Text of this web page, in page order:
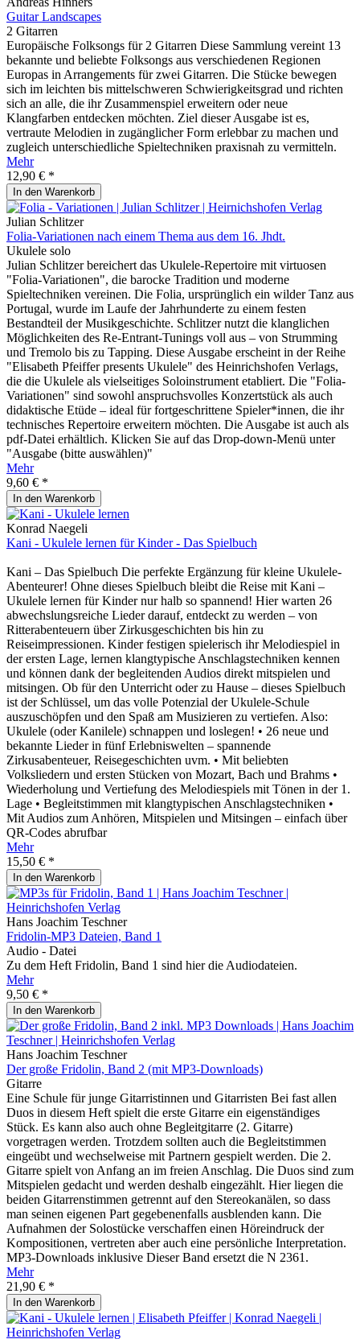
Guitar Landscapes
2 Gitarren
Europäische Folksongs für 2 Gitarren Diese Sammlung vereint 13
bekannte und beliebte Folksongs aus verschiedenen Regionen
Europas in Arrangements für zwei Gitarren. Die Stücke bewegen
sich im leichten bis mittelschweren Schwierigkeitsgrad und richten
sich an alle, die ihr Zusammenspiel erweitern oder neue
Klangfarben entdecken möchten. Ziel dieser Ausgabe ist es,
vertraute Melodien in zugänglicher Form erlebbar zu machen und
zugleich unterschiedliche Spieltechniken praxisnah zu vermitteln.
Mehr
12,90 € *
In den Warenkorb
Julian Schlitzer
Folia-Variationen nach einem Thema aus dem 16. Jhdt.
Ukulele solo
Julian Schlitzer bereichert das Ukulele-Repertoire mit virtuosen
"Folia-Variationen", die barocke Tradition und moderne
Spieltechniken vereinen. Die Folia, ursprünglich ein wilder Tanz aus
Portugal, wurde im Laufe der Jahrhunderte zu einem festen
Bestandteil der Musikgeschichte. Schlitzer nutzt die klanglichen
Möglichkeiten des Re-Entrant-Tunings voll aus – von Strumming
und Tremolo bis zu Tapping. Diese Ausgabe erscheint in der Reihe
"Elisabeth Pfeiffer presents Ukulele" des Heinrichshofen Verlags,
die die Ukulele als vielseitiges Soloinstrument etabliert. Die "Folia-
Variationen" sind sowohl anspruchsvolles Konzertstück als auch
didaktische Etüde – ideal für fortgeschrittene Spieler*innen, die ihr
technisches Repertoire erweitern möchten. Die Ausgabe ist auch als
pdf-Datei erhältlich. Klicken Sie auf das Drop-down-Menü unter
"Ausgabe (bitte auswählen)"
Mehr
9,60 € *
In den Warenkorb
Konrad Naegeli
Kani - Ukulele lernen für Kinder - Das Spielbuch
Kani – Das Spielbuch Die perfekte Ergänzung für kleine Ukulele-
Abenteurer! Ohne dieses Spielbuch bleibt die Reise mit Kani –
Ukulele lernen für Kinder nur halb so spannend! Hier warten 26
abwechslungsreiche Lieder darauf, entdeckt zu werden – von
Ritterabenteuern über Zirkusgeschichten bis hin zu
Reiseimpressionen. Kinder festigen spielerisch ihr Melodiespiel in
der ersten Lage, lernen klangtypische Anschlagstechniken kennen
und können dank der begleitenden Audios direkt mitspielen und
mitsingen. Ob für den Unterricht oder zu Hause – dieses Spielbuch
ist der Schlüssel, um das volle Potenzial der Ukulele-Schule
auszuschöpfen und den Spaß am Musizieren zu vertiefen. Also:
Ukulele (oder Kanilele) schnappen und loslegen! • 26 neue und
bekannte Lieder in fünf Erlebniswelten – spannende
Zirkusabenteuer, Reisegeschichten uvm. • Mit beliebten
Volksliedern und ersten Stücken von Mozart, Bach und Brahms •
Wiederholung und Vertiefung des Melodiespiels mit Tönen in der 1.
Lage • Begleitstimmen mit klangtypischen Anschlagstechniken •
Mit Audios zum Anhören, Mitspielen und Mitsingen – einfach über
QR-Codes abrufbar
Mehr
15,50 € *
In den Warenkorb
Hans Joachim Teschner
Fridolin-MP3 Dateien, Band 1
Audio - Datei
Zu dem Heft Fridolin, Band 1 sind hier die Audiodateien.
Mehr
9,50 € *
In den Warenkorb
Hans Joachim Teschner
Der große Fridolin, Band 2 (mit MP3-Downloads)
Gitarre
Eine Schule für junge Gitarristinnen und Gitarristen Bei fast allen
Duos in diesem Heft spielt die erste Gitarre ein eigenständiges
Stück. Es kann also auch ohne Begleitgitarre (2. Gitarre)
vorgetragen werden. Trotzdem sollten auch die Begleitstimmen
eingeübt und wechselweise mit Partnern gespielt werden. Die 2.
Gitarre spielt von Anfang an im freien Anschlag. Die Duos sind zum
Mitspielen gedacht und werden deshalb eingezählt. Hier liegen die
beiden Gitarrenstimmen getrennt auf den Stereokanälen, so dass
man seinen eigenen Part gegebenenfalls ausblenden kann. Die
Aufnahmen der Solostücke verschaffen einen Höreindruck der
Kompositionen, vertreten aber auch eine persönliche Interpretation.
MP3-Downloads inklusive Dieser Band ersetzt die N 2361.
Mehr
21,90 € *
In den Warenkorb